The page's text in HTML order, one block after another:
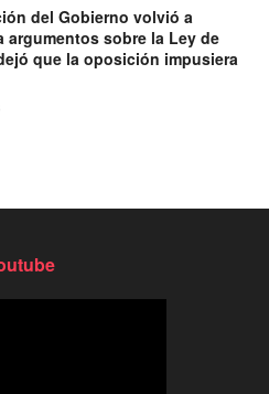
del Gobierno volvió a
argumentos sobre la Ley de
que la oposición impusiera